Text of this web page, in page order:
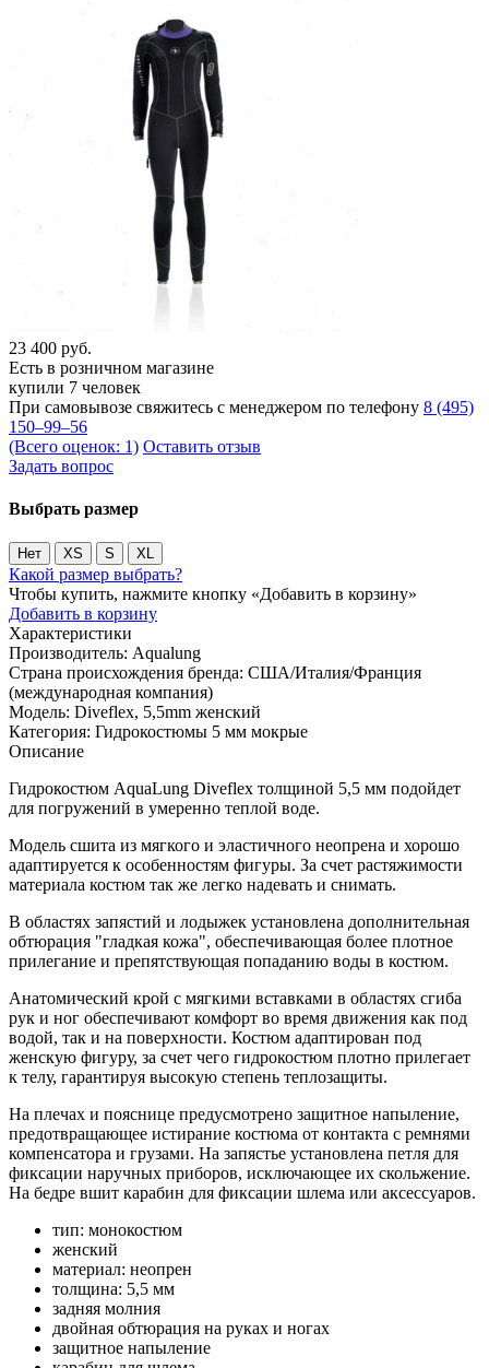
23 400 руб.
Есть в розничном магазине
купили 7 человек
При самовывозе свяжитесь с менеджером по телефону 8 (495)
150–99–56
(Всего оценок: 1) Оставить отзыв
Задать вопрос
Выбрать размер
Нет XS S XL
Какой размер выбрать?
Чтобы купить, нажмите кнопку «Добавить в корзину»
Добавить в корзину
Характеристики
Производитель: Aqualung
Страна происхождения бренда: США/Италия/Франция
(международная компания)
Модель: Diveflex, 5,5mm женский
Категория: Гидрокостюмы 5 мм мокрые
Описание
Гидрокостюм AquaLung Diveflex толщиной 5,5 мм подойдет
для погружений в умеренно теплой воде.
Модель сшита из мягкого и эластичного неопрена и хорошо
адаптируется к особенностям фигуры. За счет растяжимости
материала костюм так же легко надевать и снимать.
В областях запястий и лодыжек установлена дополнительная
обтюрация "гладкая кожа", обеспечивающая более плотное
прилегание и препятствующая попаданию воды в костюм.
Анатомический крой с мягкими вставками в областях сгиба
рук и ног обеспечивают комфорт во время движения как под
водой, так и на поверхности. Костюм адаптирован под
женскую фигуру, за счет чего гидрокостюм плотно прилегает
к телу, гарантируя высокую степень теплозащиты.
На плечах и пояснице предусмотрено защитное напыление,
предотвращающее истирание костюма от контакта с ремнями
компенсатора и грузами. На запястье установлена петля для
фиксации наручных приборов, исключающее их скольжение.
На бедре вшит карабин для фиксации шлема или аксессуаров.
тип: монокостюм
женский
материал: неопрен
толщина: 5,5 мм
задняя молния
двойная обтюрация на руках и ногах
защитное напыление